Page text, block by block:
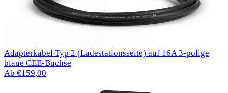
Adapterkabel Typ 2 (Ladestationsseite) auf 16A 3-polige
blaue CEE-Buchse
Ab €159,00